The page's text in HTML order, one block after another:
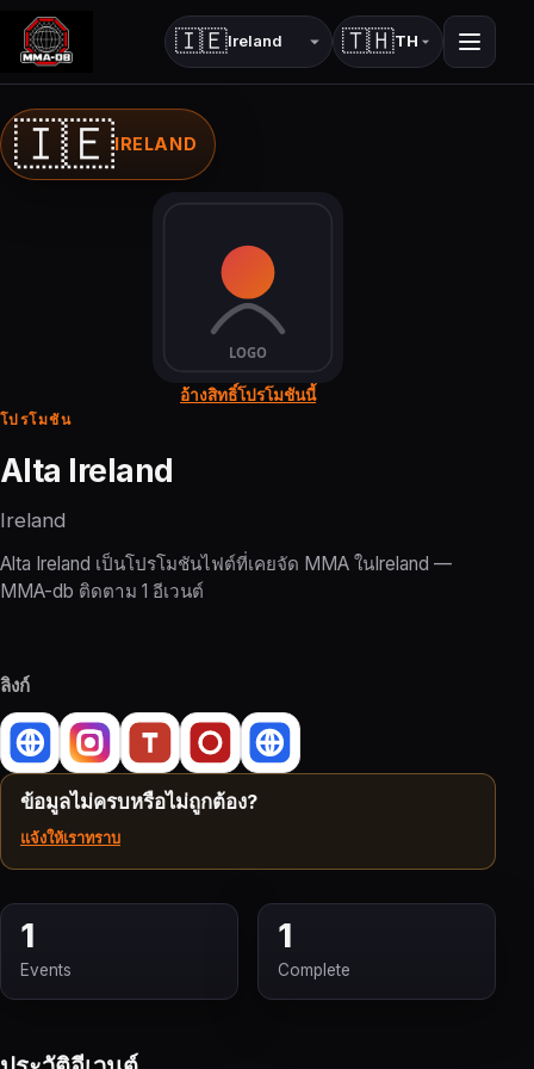
🇮🇪ประเทศ 🇹🇭TH
ภาษา
🇮🇪IRELAND
โปรโมชัน
Alta Ireland
Ireland
Alta Ireland เป็นโปรโมชันไฟต์ที่เคยจัด MMA ในIreland —
MMA-db ติดตาม 1 อีเวนต์
อ้างสิทธิ์โปรโมชันนี้
ลิงก์
ข้อมูลไม่ครบหรือไม่ถูกต้อง?
แจ้งให้เราทราบ
1
Events
1
Complete